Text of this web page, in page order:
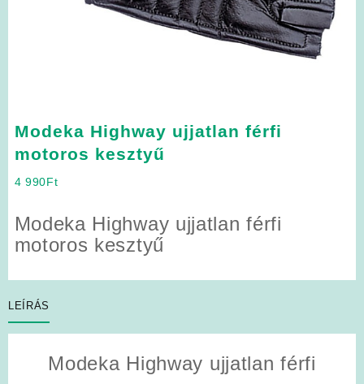
Modeka Highway ujjatlan férfi
motoros kesztyű
4 990Ft
Modeka Highway ujjatlan férfi
motoros kesztyű
LEÍRÁS
Modeka Highway ujjatlan férfi